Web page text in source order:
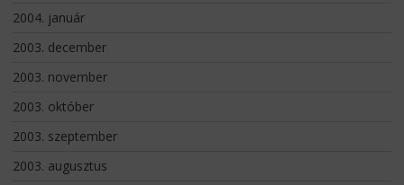
2004. január
2003. december
2003. november
2003. október
2003. szeptember
2003. augusztus